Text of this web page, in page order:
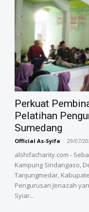
‎Perkuat
Pelatihan
Sumedang
Official As-Syifa - 29/07/
alshifacharity.com -
Kampung Sindangaso,
Tanjungmedar,
Pengurusan Jenazah
Syiar...